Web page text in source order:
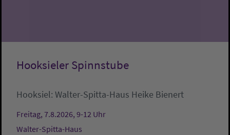
Hooksieler Spinnstube
Hooksiel: Walter-Spitta-Haus Heike Bienert
Freitag, 7.8.2026, 9-12 Uhr
Walter-Spitta-Haus